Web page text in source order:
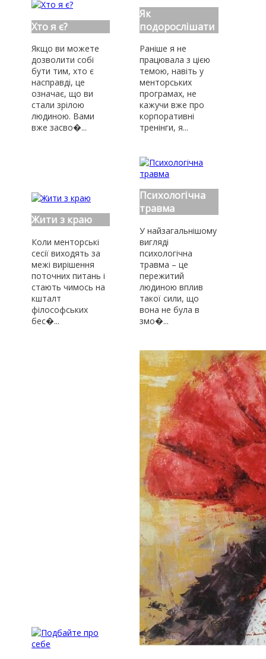
Хто я є?
Якщо ви можете
дозволити собі
бути тим, хто є
насправді, це
означає, що ви
стали зрілою
людиною. Вами
вже засво�...
Як
подорослішати
Раніше я не
працювала з цією
темою, навіть у
менторських
програмах, не
кажучи вже про
корпоративні
тренінги, я...
Жити з краю
Коли менторські
сесії виходять за
межі вирішення
поточних питань і
стають чимось на
кшталт
філософських
бес�...
Психологічна
травма
У найзагальнішому
вигляді
психологічна
травма – це
пережитий
людиною вплив
такої сили, що
вона не була в
змо�...